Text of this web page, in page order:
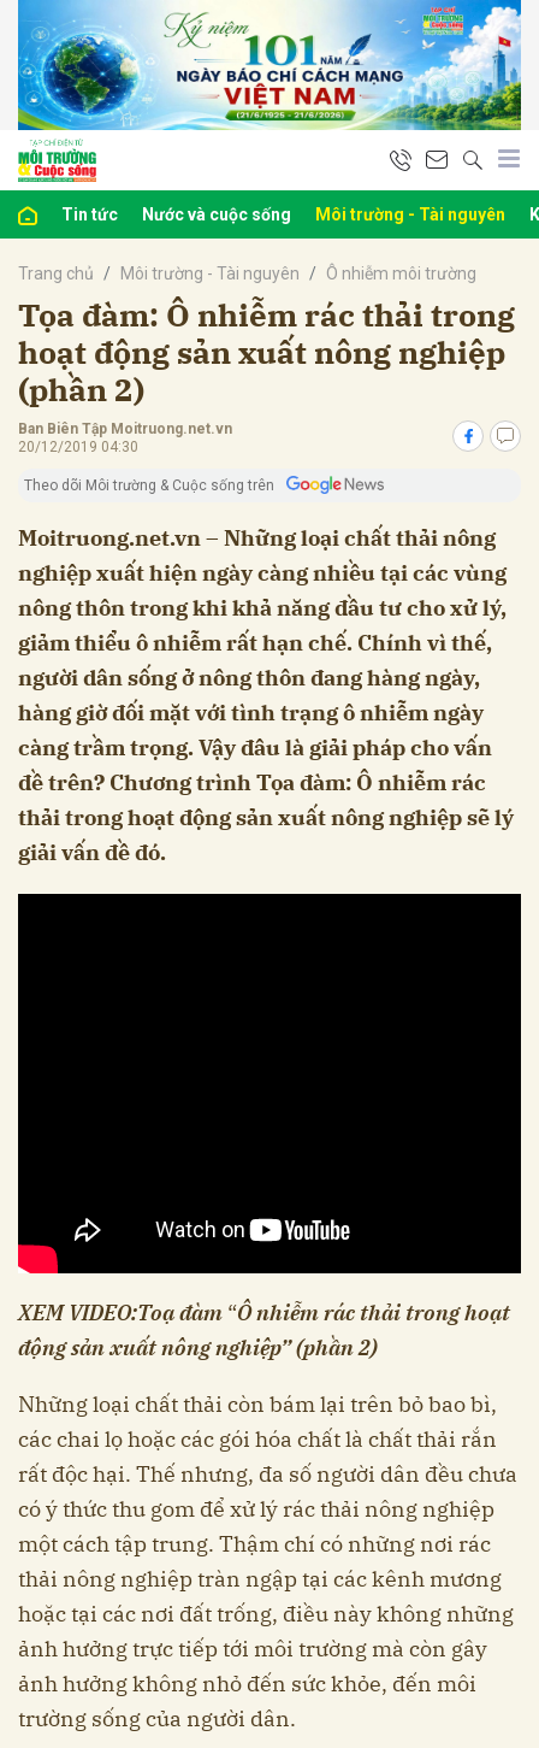
Tin tức Nước và cuộc sống Môi trường - Tài nguyên
Trang chủ Môi trường - Tài nguyên Ô nhiễm môi trường
Tọa đàm: Ô nhiễm rác thải trong
hoạt động sản xuất nông nghiệp
(phần 2)
Ban Biên Tập Moitruong.net.vn
20/12/2019 04:30
Theo dõi Môi trường & Cuộc sống trên
Moitruong.net.vn – Những loại chất thải nông
nghiệp xuất hiện ngày càng nhiều tại các vùng
nông thôn trong khi khả năng đầu tư cho xử lý,
giảm thiểu ô nhiễm rất hạn chế. Chính vì thế,
người dân sống ở nông thôn đang hàng ngày,
hàng giờ đối mặt với tình trạng ô nhiễm ngày
càng trầm trọng. Vậy đâu là giải pháp cho vấn
đề trên? Chương trình Tọa đàm: Ô nhiễm rác
thải trong hoạt động sản xuất nông nghiệp sẽ lý
giải vấn đề đó.
XEM VIDEO:Toạ đàm “Ô nhiễm rác thải trong hoạt
động sản xuất nông nghiệp” (phần 2)
Những loại chất thải còn bám lại trên bỏ bao bì,
các chai lọ hoặc các gói hóa chất là chất thải rắn
rất độc hại. Thế nhưng, đa số người dân đều chưa
có ý thức thu gom để xử lý rác thải nông nghiệp
một cách tập trung. Thậm chí có những nơi rác
thải nông nghiệp tràn ngập tại các kênh mương
hoặc tại các nơi đất trống, điều này không những
ảnh hưởng trực tiếp tới môi trường mà còn gây
ảnh hưởng không nhỏ đến sức khỏe, đến môi
trường sống của người dân.
luận